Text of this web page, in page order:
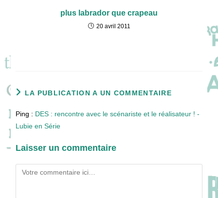
plus labrador que crapeau
20 avril 2011
LA PUBLICATION A UN COMMENTAIRE
Ping : DES : rencontre avec le scénariste et le réalisateur ! -
Lubie en Série
Laisser un commentaire
Comment